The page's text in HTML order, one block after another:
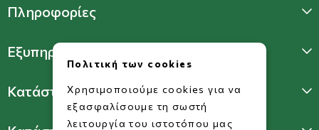
Πληροφορίες
Εξυπηρέτηση Πελατών
Κατάστημα Γλυφάδας
Πολιτική των cookies
Χρησιμοποιούμε cookies για να
εξασφαλίσουμε τη σωστή
λειτουργία του ιστοτόπου μας